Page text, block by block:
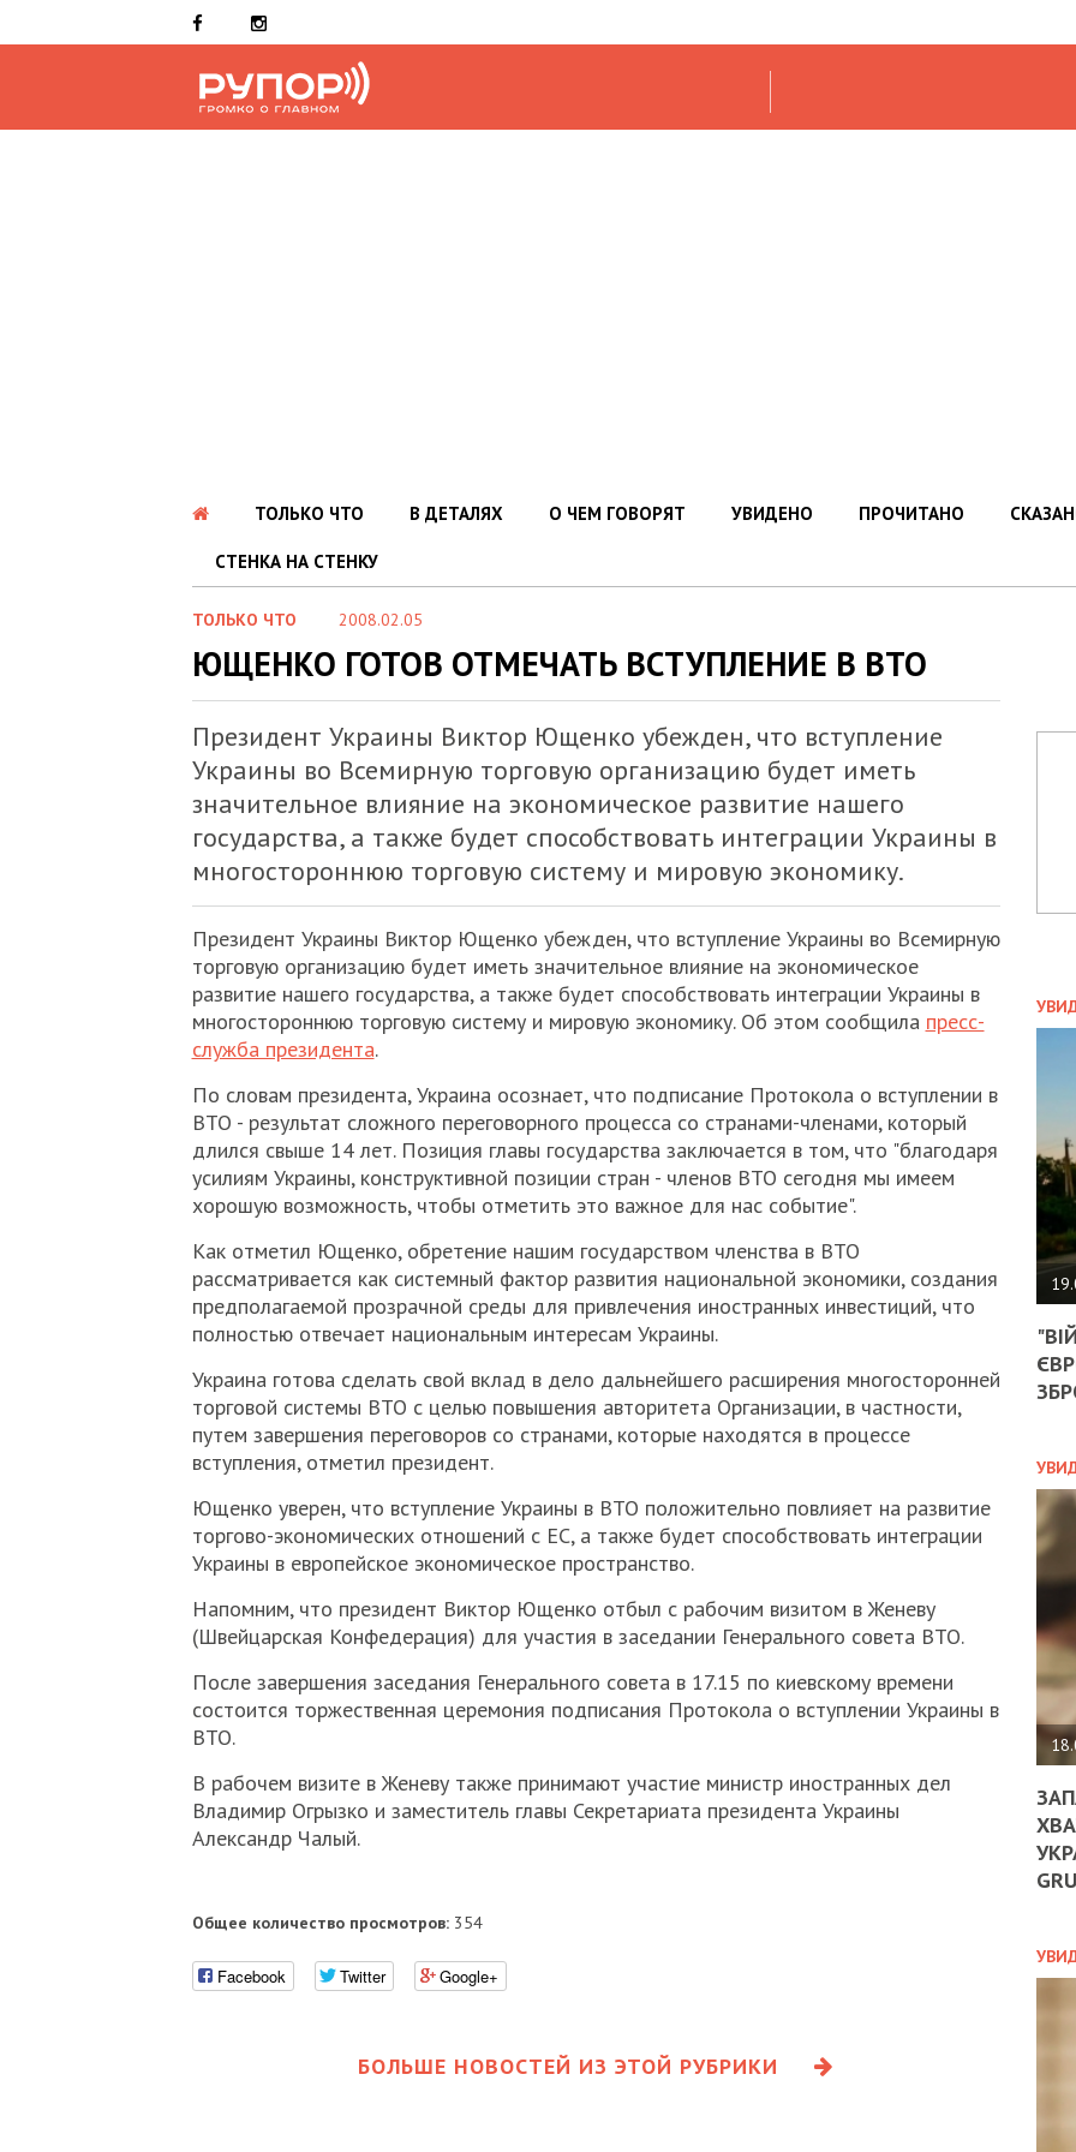
ТОЛЬКО ЧТО В ДЕТАЛЯХ О ЧЕМ ГОВОРЯТ УВИДЕНО ПРОЧИТАНО
СТЕНКА НА СТЕНКУ
ТОЛЬКО ЧТО 2008.02.05
ЮЩЕНКО ГОТОВ ОТМЕЧАТЬ ВСТУПЛЕНИЕ В ВТО
Президент Украины Виктор Ющенко убежден, что вступление
Украины во Всемирную торговую организацию будет иметь
значительное влияние на экономическое развитие нашего
государства, а также будет способствовать интеграции Украины в
многостороннюю торговую систему и мировую экономику.
Президент Украины Виктор Ющенко убежден, что вступление Украины во Всемирную
торговую организацию будет иметь значительное влияние на экономическое
развитие нашего государства, а также будет способствовать интеграции Украины в
многостороннюю торговую систему и мировую экономику. Об этом сообщила пресс-
служба президента.
По словам президента, Украина осознает, что подписание Протокола о вступлении в
ВТО - результат сложного переговорного процесса со странами-членами, который
длился свыше 14 лет. Позиция главы государства заключается в том, что "благодаря
усилиям Украины, конструктивной позиции стран - членов ВТО сегодня мы имеем
хорошую возможность, чтобы отметить это важное для нас событие".
Как отметил Ющенко, обретение нашим государством членства в ВТО
рассматривается как системный фактор развития национальной экономики, создания
предполагаемой прозрачной среды для привлечения иностранных инвестиций, что
полностью отвечает национальным интересам Украины.
Украина готова сделать свой вклад в дело дальнейшего расширения многосторонней
торговой системы ВТО с целью повышения авторитета Организации, в частности,
путем завершения переговоров со странами, которые находятся в процессе
вступления, отметил президент.
Ющенко уверен, что вступление Украины в ВТО положительно повлияет на развитие
торгово-экономических отношений с ЕС, а также будет способствовать интеграции
Украины в европейское экономическое пространство.
Напомним, что президент Виктор Ющенко отбыл с рабочим визитом в Женеву
(Швейцарская Конфедерация) для участия в заседании Генерального совета ВТО.
После завершения заседания Генерального совета в 17.15 по киевскому времени
состоится торжественная церемония подписания Протокола о вступлении Украины в
ВТО.
В рабочем визите в Женеву также принимают участие министр иностранных дел
Владимир Огрызко и заместитель главы Секретариата президента Украины
Александр Чалый.
Общее количество просмотров:354
Facebook Twitter Google+
БОЛЬШЕ НОВОСТЕЙ ИЗ ЭТОЙ РУБРИКИ
НА
ДО
ЄС
-